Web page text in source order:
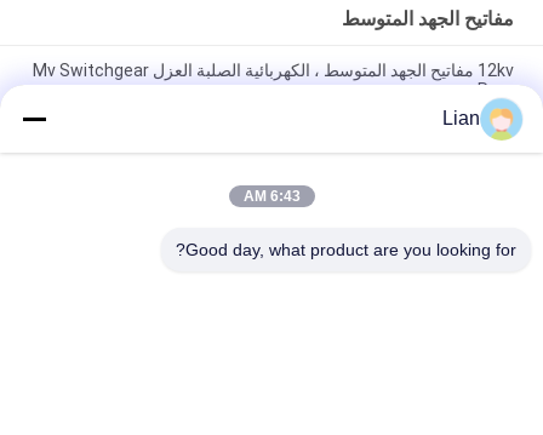
مفاتيح الجهد المتوسط
12kv مفاتيح الجهد المتوسط ​​، الكهربائية الصلبة العزل Mv Switchgear
Rmu
المدمجة Ac المعدنية - يرتدون ملابس
Sf6 المفاتيح المعزولة بالغاز ، الحلقة الرئيسية للوحدة الكهربائية بجهد
Lian
6:43 AM
Good day, what product are you looking for?